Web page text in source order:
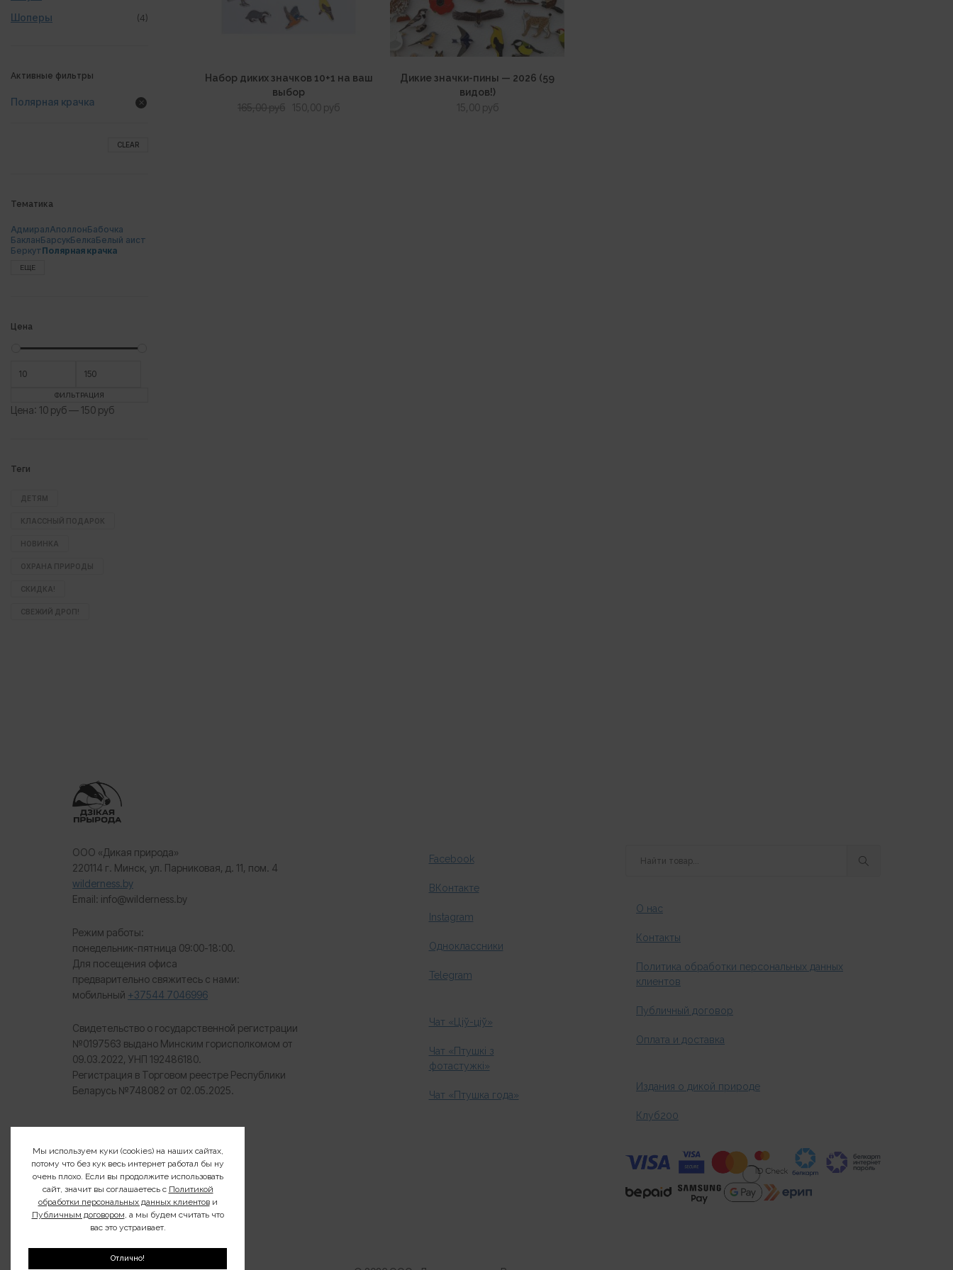
Набор диких значков 10+1 на ваш
выбор
165,00руб
Первоначальная
150,00 рубТекущая
Дикие значки-пины — 2026 (59
видов!)
15,00 руб
Шоперы (4)
Активные фильтры
Полярная крачка
CLEAR
Тематика
АдмиралАполлонБабочка
БакланБарсукБелкаБелый аист
БеркутПолярная крачка
ЕЩЕ
Цена
цена
цена
ФИЛЬТРАЦИЯ
Цена: 10 руб— 150 руб
Теги
ДЕТЯМ
КЛАССНЫЙ ПОДАРОК
НОВИНКА
ОХРАНА ПРИРОДЫ
СКИДКА!
СВЕЖИЙ ДРОП!
ООО «Дикая природа»
220114 г. Минск, ул. Парниковая, д. 11, пом. 4
wilderness.by
Email: info@wilderness.by
Режим работы:
понедельник-пятница 09:00-18:00.
Для посещения офиса
предварительно свяжитесь с нами:
мобильный +37544 7046996
Свидетельство о государственной регистрации
№0197563 выдано Минским горисполкомом от
09.03.2022, УНП 192486180.
Регистрация в Торговом реестре Республики
Беларусь №748082 от 02.05.2025.
Facebook
ВКонтакте
Instagram
Одноклассники
Telegram
Чат «Ціў-ціў»
Чат «Птушкі з
фотастужкі»
Чат «Птушка года»
О нас
Контакты
Политика обработки персональных данных
клиентов
Публичный договор
Оплата и доставка
Издания о дикой природе
Клуб200
Мы используем куки (cookies) на наших сайтах,
потому что без кук весь интернет работал бы ну
очень плохо. Если вы продолжите использовать
сайт, значит вы соглашаетесь с Политикой
обработки персональных данных клиентови
Публичным договором, а мы будем считать что
вас это устраивает.
Отлично!